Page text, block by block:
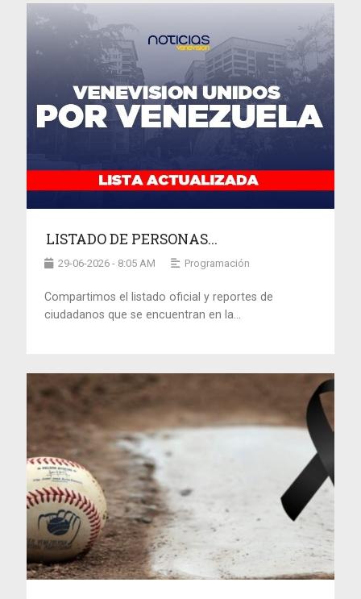
LISTADO DE PERSONAS...
29-06-2026 - 8:05 AM Programación
Compartimos el listado oficial y reportes de
ciudadanos que se encuentran en la...